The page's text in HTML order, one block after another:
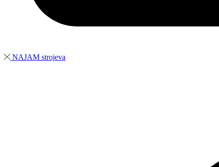
NAJAM strojeva